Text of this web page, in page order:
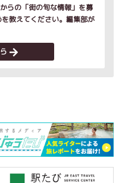
らの「街の旬な情報」を募
教えてください。編集部が